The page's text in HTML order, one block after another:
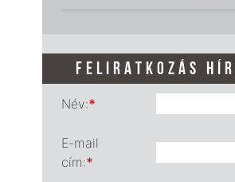
FELIRATKOZÁS
Név:*
E-mail
cím:*